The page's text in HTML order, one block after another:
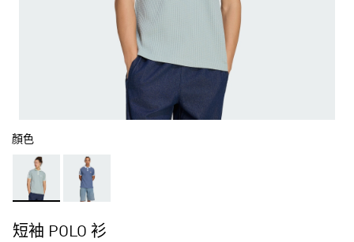
顏色
短袖 POLO 衫